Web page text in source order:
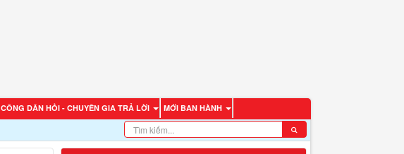
CÔNG DÂN HỎI - CHUYÊN GIA TRẢ LỜI MỚI BAN HÀNH